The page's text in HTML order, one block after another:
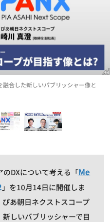
合した新しいパブリッシャー像と
DXについて考える「Me
」を10月14日に開催しま
あ朝日ネクストスコープ
しいパブリッシャーで目